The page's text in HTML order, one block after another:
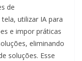
de
utilizar IA para
e impor práticas
eliminando
soluções. Esse